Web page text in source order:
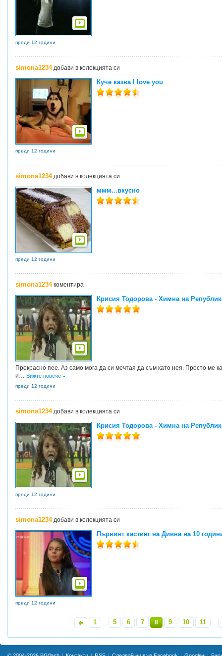
преди 12 години
simona1234добави в колекцията си
Куче казва I love you
преди 12 години
simona1234добави в колекцията си
ммм...вкусно
преди 12 години
simona1234коментира
Крисия Тодорова - Химна на
Прекрасно пее. Аз само мога да си мечтая да съм като нея. Просто ме
и… Вижте повече
преди 12 години
simona1234добави в колекцията си
Крисия Тодорова - Химна на
преди 12 години
simona1234добави в колекцията си
Първият кастинг на Дивна на 10
преди 12 години
1 ... 5 6 7 8 9 10 11 ...